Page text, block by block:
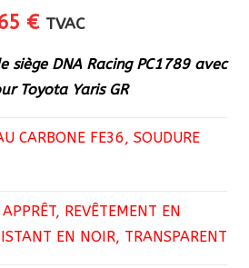
€Le
actuel
est :
TVAC
siège DNA Racing PC1789 avec
Toyota Yaris GR
CARBONE FE36, SOUDURE
REVÊTEMENT EN
EN NOIR, TRANSPARENT